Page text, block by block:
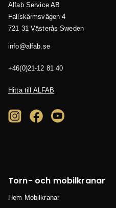
Alfab Service AB
Fallskärmsvägen 4
721 31 Västerås Sweden
es.bafla@ofni
04 18 21-12(0)64+
Hitta till ALFAB
Torn- och mobilkranar
Hem Mobilkranar